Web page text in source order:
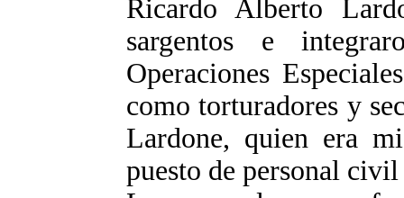
Ricardo Alberto
sargentos e
Operaciones
como torturadores y
Lardone, quien era
puesto de personal